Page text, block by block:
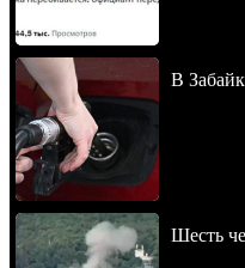
В
Шесть